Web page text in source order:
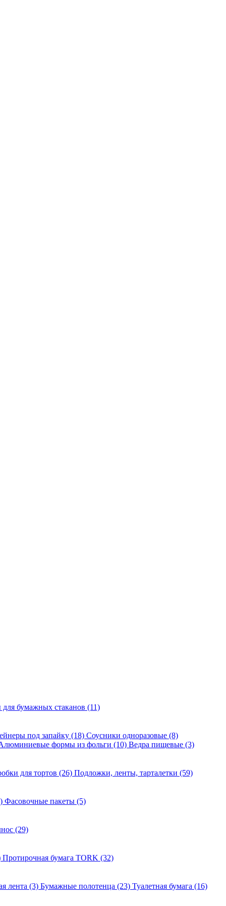
бумажных стаканов (11)
под запайку (18) Соусники одноразовые (8)
формы из фольги (10) Ведра пищевые (3)
для тортов (26) Подложки, ленты, тарталетки (59)
Фасовочные пакеты (5)
(29)
Протирочная бумага TORK (32)
лента (3) Бумажные полотенца (23) Туалетная бумага (16)